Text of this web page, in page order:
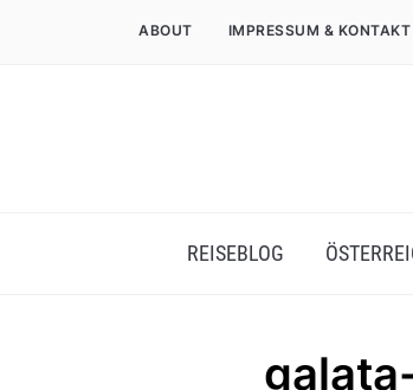
ABOUT IMPRESSUM & KONTAKT
REISEBLOG